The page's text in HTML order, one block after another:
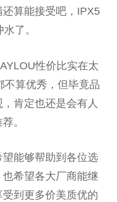
算能接受吧，IPX5
了。
性价比实在太
不算优秀，但毕竟品
肯定也还是会有人
。
能够帮助到各位选
希望各大厂商能继
到更多价美质优的